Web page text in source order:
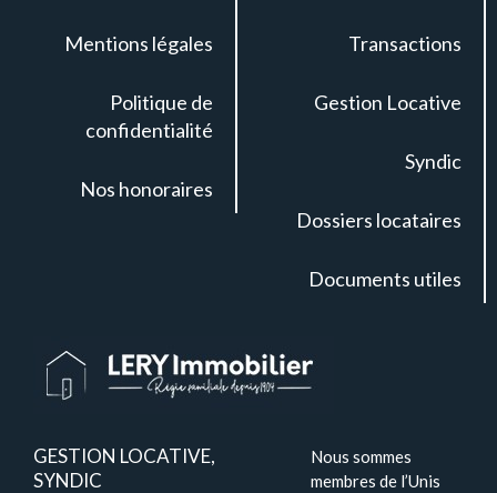
Mentions légales
Politique de
confidentialité
Nos honoraires
Transactions
Gestion Locative
Syndic
Dossiers locataires
Documents utiles
GESTION LOCATIVE,
SYNDIC
Nous sommes
membres de l’Unis